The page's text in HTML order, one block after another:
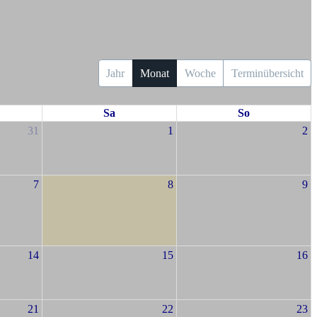
Jahr Monat Woche Terminübersicht
Sa
So
31
1 2
7 8 9
14 15 16
21 22 23